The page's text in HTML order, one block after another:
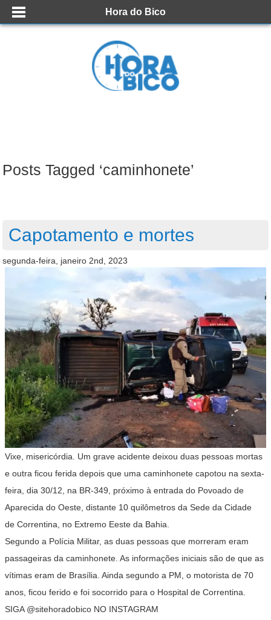
Hora do Bico
Posts Tagged ‘caminhonete’
Capotamento e mortes
segunda-feira, janeiro 2nd, 2023
Vixe, misericórdia. Um grave acidente deixou duas pessoas mortas
e outra ficou ferida depois que uma caminhonete capotou na sexta-
feira, dia 30/12, na BR-349, próximo à entrada do Povoado de
Aparecida do Oeste, distante 10 quilômetros da Sede da Cidade
de Correntina, no Extremo Eeste da Bahia.
Segundo a Polícia Militar, as duas pessoas que morreram eram
passageiras da caminhonete. As informações iniciais são de que as
vítimas eram de Brasília. Ainda segundo a PM, o motorista de 70
anos, ficou ferido e foi socorrido para o Hospital de Correntina.
SIGA @sitehoradobico NO INSTAGRAM